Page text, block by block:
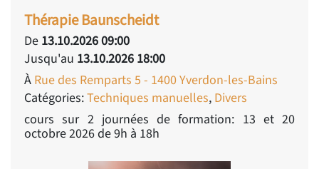
Thérapie Baunscheidt
De 13.10.2026 09:00
Jusqu'au 13.10.2026 18:00
À Rue des Remparts 5 - 1400 Yverdon-les-Bains
Catégories:Techniques manuelles, Divers
cours sur 2 journées de formation: 13 et 20
octobre 2026 de 9h à 18h